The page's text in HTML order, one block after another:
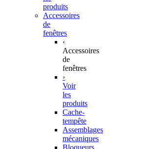
produits
Accessoires
de
fenêtres
‹
Accessoires
de
fenêtres
›
Voir
les
produits
Cache-
tempête
Assemblages
mécaniques
Bloqueurs